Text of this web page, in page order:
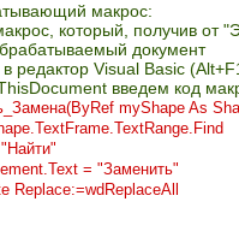
макрос:
который, получив от
документ
редактор Visual Basic
введем код
myShape As
= "Заменить"